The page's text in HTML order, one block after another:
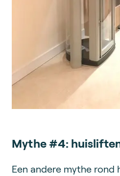
Mythe #4:
Een andere mythe rond